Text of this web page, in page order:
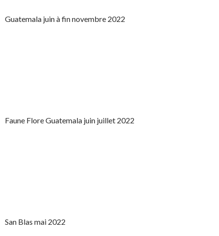
Guatemala juin à fin novembre 2022
Faune Flore Guatemala juin juillet 2022
San Blas mai 2022